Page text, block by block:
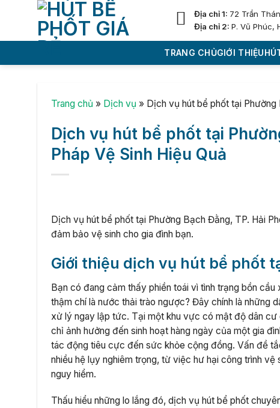
Địa chỉ 1: 72 Trần
Địa chỉ 2:P. Vũ Phúc,
TRANG CHỦGIỚI THIỆU
Trang chủ » Dịch vụ » Dịch vụ hút bể phốt tại Phường
Dịch vụ hút bể phốt tại
Pháp Vệ Sinh Hiệu Quả
Dịch vụ hút bể phốt tại Phường Bạch Đằng, TP. Hải
đảm bảo vệ sinh cho gia đình bạn.
Giới thiệu dịch vụ hút bể phốt
Bạn có đang cảm thấy phiền toái vì tình trạng bồn
thậm chí là nước thải trào ngược? Đây chính là những
xử lý ngay lập tức. Tại một khu vực có mật độ dân cư
chỉ ảnh hưởng đến sinh hoạt hàng ngày của một gia
tác động tiêu cực đến sức khỏe cộng đồng. Vấn đề
nhiều hệ lụy nghiêm trọng, từ việc hư hại công trình
nguy hiểm.
Thấu hiểu những lo lắng đó, dịch vụ hút bể phốt